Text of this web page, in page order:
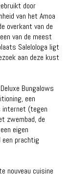
door
van het Amoa
overkant van de
van de meest
Salelologa ligt
aan deze kust
Bungalows
een
internet (tegen
zwembad, de
eigen
een prachtig
nouveau cuisine